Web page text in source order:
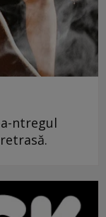
ntregul